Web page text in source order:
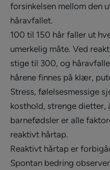
forsinkelsen mellom den
håravfallet.
100 til 150 hår faller ut
umerkelig måte. Ved
stige til 300, og
hårene finnes på klær,
Stress, følelsesmessige
kosthold, strenge dietter,
barnefødsler er alle
reaktivt hårtap.
Reaktivt hårtap er
Spontan bedring